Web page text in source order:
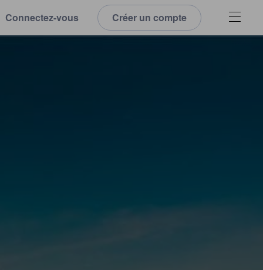
Connectez-vous Créer un compte